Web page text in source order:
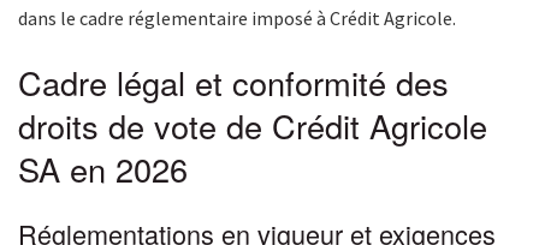
dans le cadre réglementaire imposé à Crédit Agricole.
Cadre légal et conformité des
droits de vote de Crédit Agricole
SA en 2026
Réglementations en vigueur et exigences